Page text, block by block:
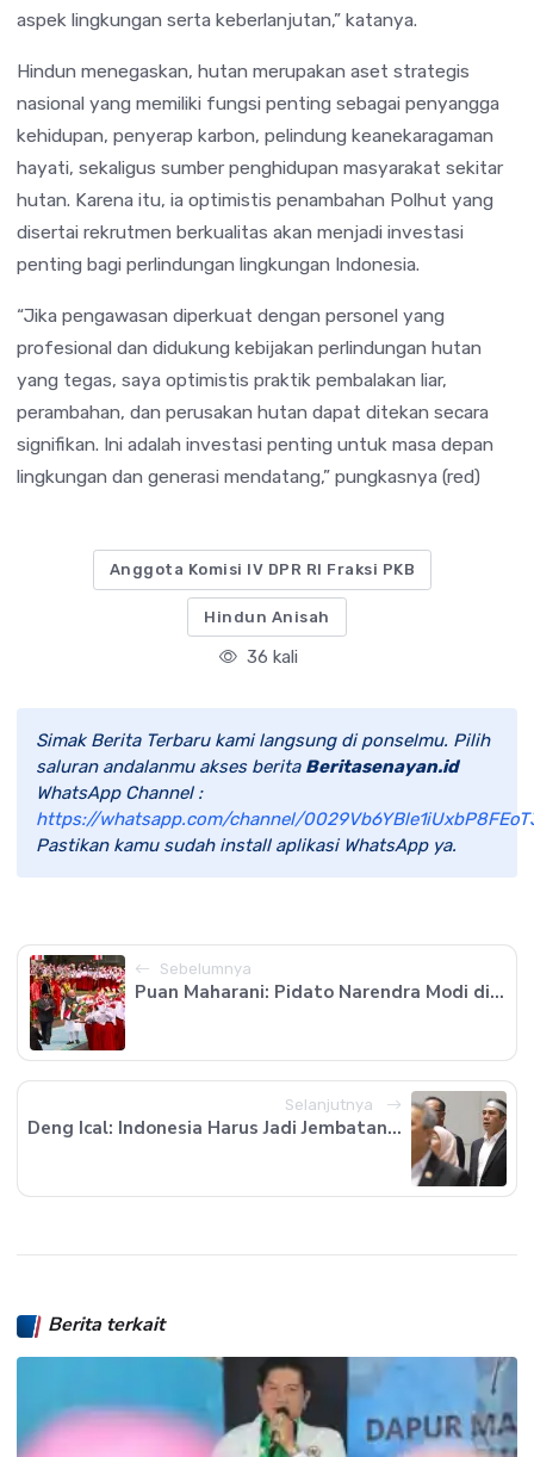
aspek lingkungan serta keberlanjutan,” katanya.
Hindun menegaskan, hutan merupakan aset strategis
nasional yang memiliki fungsi penting sebagai penyangga
kehidupan, penyerap karbon, pelindung keanekaragaman
hayati, sekaligus sumber penghidupan masyarakat sekitar
hutan. Karena itu, ia optimistis penambahan Polhut yang
disertai rekrutmen berkualitas akan menjadi investasi
penting bagi perlindungan lingkungan Indonesia.
“Jika pengawasan diperkuat dengan personel yang
profesional dan didukung kebijakan perlindungan hutan
yang tegas, saya optimistis praktik pembalakan liar,
perambahan, dan perusakan hutan dapat ditekan secara
signifikan. Ini adalah investasi penting untuk masa depan
lingkungan dan generasi mendatang,” pungkasnya (red)
Anggota Komisi IV DPR RI Fraksi PKB
Hindun Anisah
36 kali
Simak Berita Terbaru kami langsung di ponselmu. Pilih
saluran andalanmu akses berita Beritasenayan.id
WhatsApp Channel :
https://whatsapp.com/channel/
Pastikan kamu sudah install aplikasi WhatsApp ya.
Sebelumnya
Puan Maharani: Pidato Narendra Modi di...
Selanjutnya
Deng Ical: Indonesia Harus Jadi Jembatan...
Berita terkait